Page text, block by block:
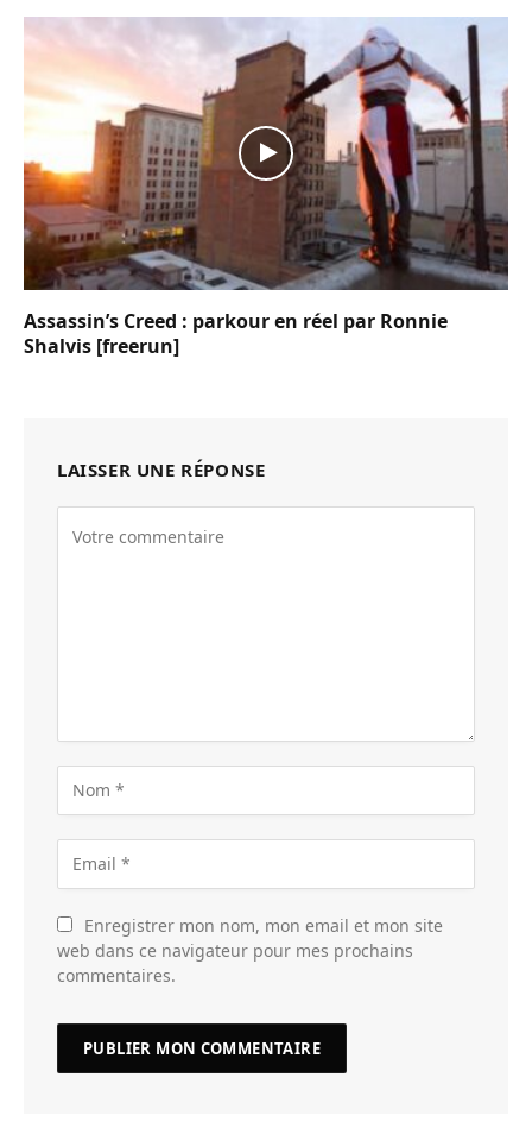
Assassin’s Creed : parkour en réel par Ronnie
Shalvis [freerun]
LAISSER UNE RÉPONSE
Enregistrer mon nom, mon email et mon site
web dans ce navigateur pour mes prochains
commentaires.